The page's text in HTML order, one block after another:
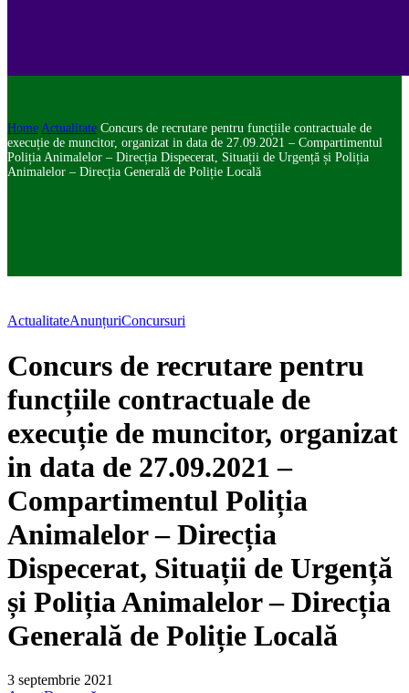
Home Actualitate Concurs de recrutare pentru funcțiile contractuale de
execuție de muncitor, organizat in data de 27.09.2021 – Compartimentul
Poliția Animalelor – Direcția Dispecerat, Situații de Urgență și Poliția
Animalelor – Direcția Generală de Poliție Locală
ActualitateAnunțuriConcursuri
Concurs de recrutare pentru
funcțiile contractuale de
execuție de muncitor, organizat
in data de 27.09.2021 –
Compartimentul Poliția
Animalelor – Direcția
Dispecerat, Situații de Urgență
și Poliția Animalelor – Direcția
Generală de Poliție Locală
3 septembrie 2021